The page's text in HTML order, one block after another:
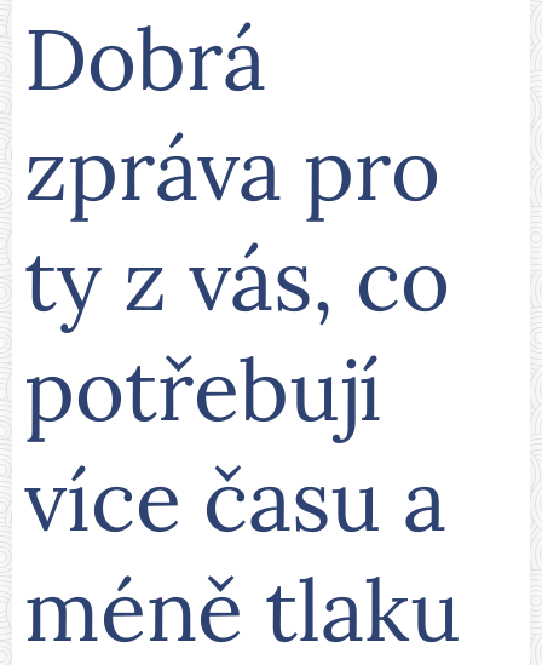
Dobrá
zpráva pro
ty z vás, co
potřebují
více času a
méně tlaku